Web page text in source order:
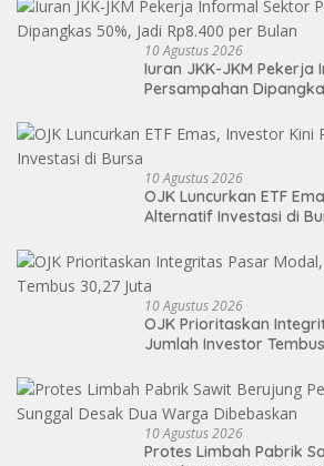
10 Agustus 2026
Iuran JKK-JKM Pekerja
Persampahan
10 Agustus 2026
OJK Luncurkan ETF
Alternatif Investasi di
10 Agustus 2026
OJK Prioritaskan
Jumlah Investor
10 Agustus 2026
Protes Limbah Pabrik